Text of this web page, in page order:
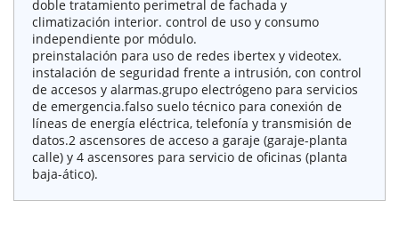
doble tratamiento perimetral de fachada y
climatización interior. control de uso y consumo
independiente por módulo.
preinstalación para uso de redes ibertex y videotex.
instalación de seguridad frente a intrusión, con control
de accesos y alarmas.grupo electrógeno para servicios
de emergencia.falso suelo técnico para conexión de
líneas de energía eléctrica, telefonía y transmisión de
datos.2 ascensores de acceso a garaje (garaje-planta
calle) y 4 ascensores para servicio de oficinas (planta
baja-ático).